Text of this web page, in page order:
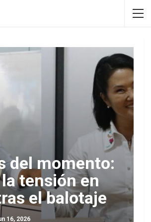
del momento:
tensión en
el balotaje
16, 2026